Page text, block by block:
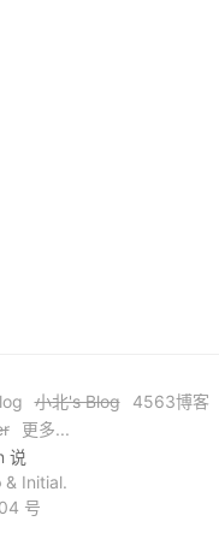
小北's Blog
4563博客
更多...
说
& Initial.
号